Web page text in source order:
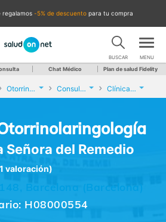
regalamos -5% de descuento para tu compra
BUSCAR MENU
Chat Médico Plan de salud Fidelity
Otorrinolaringología Consulta de Otorrinolaringología Clínica Nuestra Señora del Remedio
del Remedio
valoración)
148, Barcelona (Barcelona)
H08000554